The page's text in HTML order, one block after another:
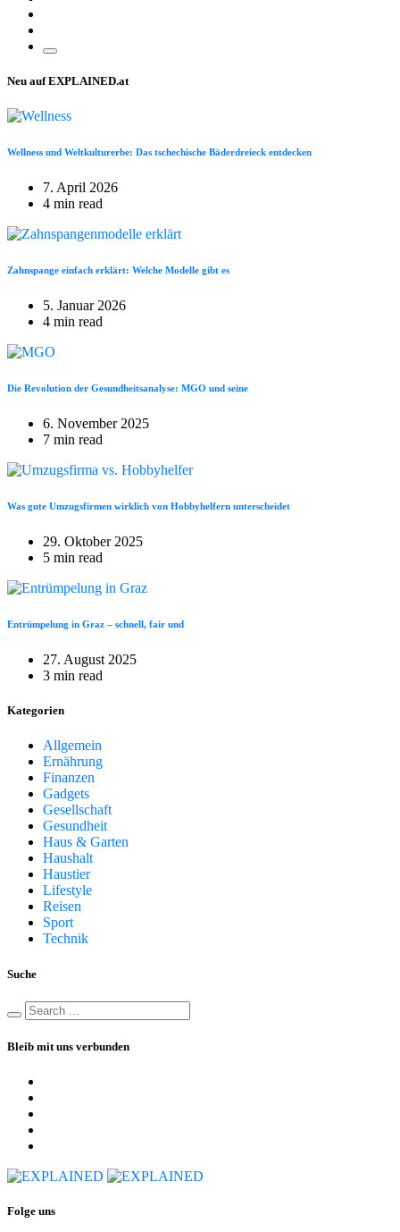
Neu auf EXPLAINED.at
Wellness und Weltkulturerbe: Das tschechische Bäderdreieck entdecken
7. April 2026
4 min read
Zahnspange einfach erklärt: Welche Modelle gibt es
5. Januar 2026
4 min read
Die Revolution der Gesundheitsanalyse: MGO und seine
6. November 2025
7 min read
Was gute Umzugsfirmen wirklich von Hobbyhelfern unterscheidet
29. Oktober 2025
5 min read
Entrümpelung in Graz – schnell, fair und
27. August 2025
3 min read
Kategorien
Allgemein
Ernährung
Finanzen
Gadgets
Gesellschaft
Gesundheit
Haus & Garten
Haushalt
Haustier
Lifestyle
Reisen
Sport
Technik
Suche
Bleib mit uns verbunden
Folge uns